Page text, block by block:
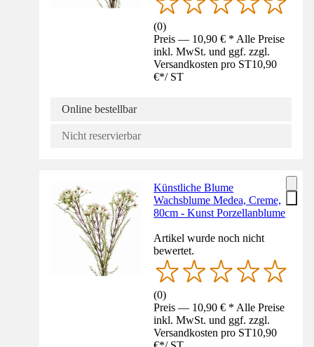
(0)
Preis — 10,90 € * Alle Preise
inkl. MwSt. und ggf. zzgl.
Versandkosten pro ST10,90
€*/ ST
Online bestellbar
Nicht reservierbar
Künstliche Blume
Wachsblume Medea, Creme,
80cm - Kunst Porzellanblume
Artikel wurde noch nicht
bewertet.
(0)
Preis — 10,90 € * Alle Preise
inkl. MwSt. und ggf. zzgl.
Versandkosten pro ST10,90